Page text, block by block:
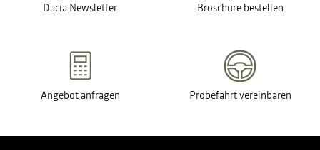
Dacia Newsletter Broschüre bestellen
Angebot anfragen Probefahrt vereinbaren